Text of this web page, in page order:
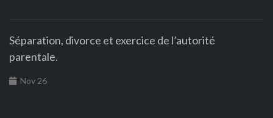
Séparation, divorce et exercice de l’autorité
parentale.
Nov 26